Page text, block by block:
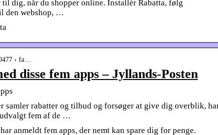
dig, når du shopper online. Installér Rabatta, følg
den webshop, …
› fa…
disse fem apps – Jyllands-Posten
samler rabatter og tilbud og forsøger at give dig overblik,
fem af de …
anmeldt fem apps, der nemt kan spare dig for penge.